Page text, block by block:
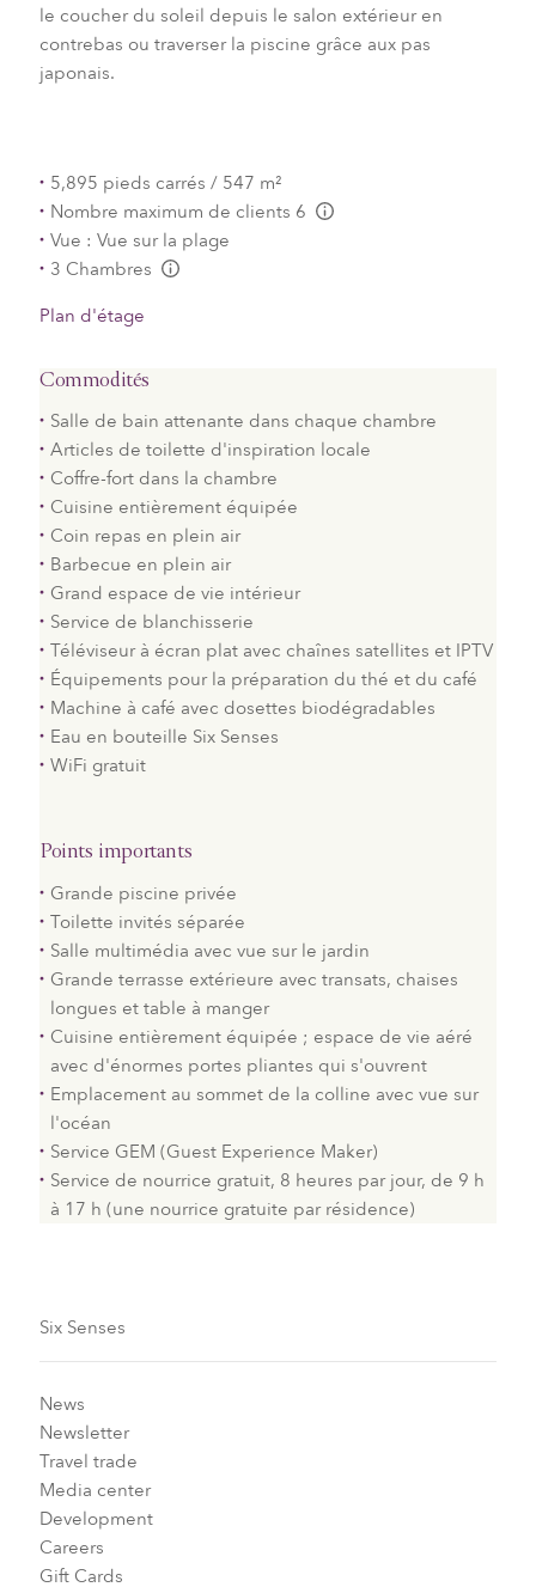
le coucher du soleil depuis le salon extérieur en
contrebas ou traverser la piscine grâce aux pas
japonais.
5,895 pieds carrés / 547 m²
Nombre maximum de clients 6
Vue : Vue sur la plage
3 Chambres
Plan d'étage
Commodités
Salle de bain attenante dans chaque chambre
Articles de toilette d'inspiration locale
Coffre-fort dans la chambre
Cuisine entièrement équipée
Coin repas en plein air
Barbecue en plein air
Grand espace de vie intérieur
Service de blanchisserie
Téléviseur à écran plat avec chaînes satellites et IPTV
Équipements pour la préparation du thé et du café
Machine à café avec dosettes biodégradables
Eau en bouteille Six Senses
WiFi gratuit
Points importants
Grande piscine privée
Toilette invités séparée
Salle multimédia avec vue sur le jardin
Grande terrasse extérieure avec transats, chaises
longues et table à manger
Cuisine entièrement équipée ; espace de vie aéré
avec d'énormes portes pliantes qui s'ouvrent
Emplacement au sommet de la colline avec vue sur
l'océan
Service GEM (Guest Experience Maker)
Service de nourrice gratuit, 8 heures par jour, de 9 h
à 17 h (une nourrice gratuite par résidence)
Six Senses
News
Newsletter
Travel trade
Media center
Development
Careers
Gift Cards